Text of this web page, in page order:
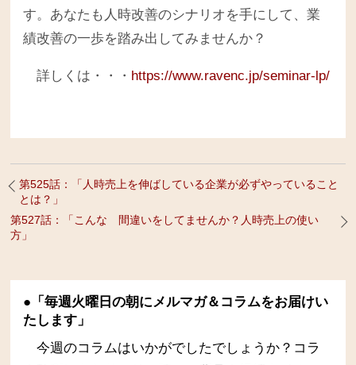
す。あなたも人時改善のシナリオを手にして、業
績改善の一歩を踏み出してみませんか？
詳しくは・・・ https://www.ravenc.jp/seminar-lp/
第525話：「人時売上を伸ばしている企業が必ずやっていること
とは？」
第527話：「こんな 間違いをしてませんか？人時売上の使い
方」
●「毎週火曜日の朝にメルマガ＆コラムをお届けい
たします」
今週のコラムはいかがでしたでしょうか？コラ